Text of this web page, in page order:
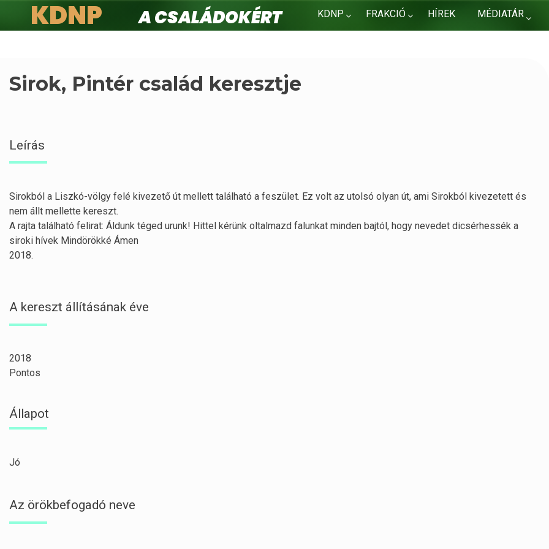
KDNP FRAKCIÓ HÍREK MÉDIATÁR
KDNP
A családokért.
Sirok, Pintér család keresztje
Leírás
Sirokból a Liszkó-völgy felé kivezető út mellett található a feszület. Ez volt az utolsó olyan út, ami Sirokból kivezetett és
nem állt mellette kereszt.
A rajta található felirat: Áldunk téged urunk! Hittel kérünk oltalmazd falunkat minden bajtól, hogy nevedet dicsérhessék a
siroki hívek Mindörökké Ámen
2018.
A kereszt állításának éve
2018
Pontos
Állapot
Jó
Az örökbefogadó neve